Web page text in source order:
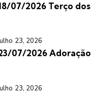
07/2026 Terço dos
23, 2026
07/2026 Adoração
23, 2026